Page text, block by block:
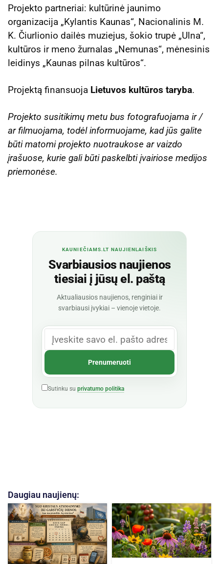
Projekto partneriai: kultūrinė jaunimo
organizacija „Kylantis Kaunas“, Nacionalinis M.
K. Čiurlionio dailės muziejus, šokio trupė „Ulna“,
kultūros ir meno žurnalas „Nemunas“, mėnesinis
leidinys „Kaunas pilnas kultūros“.
Projektą finansuoja Lietuvos kultūros taryba.
Projekto susitikimų metu bus fotografuojama ir /
ar filmuojama, todėl informuojame, kad jūs galite
būti matomi projekto nuotraukose ar vaizdo
įrašuose, kurie gali būti paskelbti įvairiose medijos
priemonėse.
KAUNIEČIAMS.LT NAUJIENLAIŠKIS
Svarbiausios naujienos
tiesiai į jūsų el. paštą
Aktualiausios naujienos, renginiai ir
svarbiausi įvykiai – vienoje vietoje.
Sutinku su privatumo politika
Daugiau naujienų: